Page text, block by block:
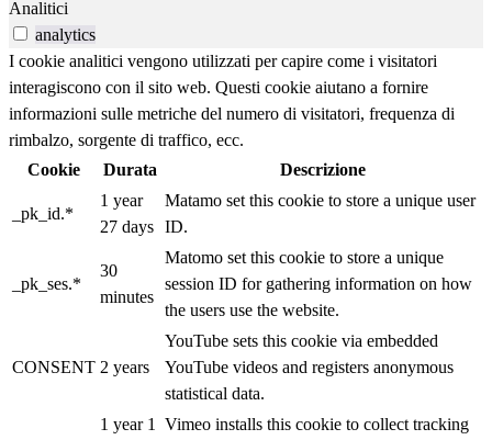
Analitici
analytics
I cookie analitici vengono utilizzati per capire come i visitatori
interagiscono con il sito web. Questi cookie aiutano a fornire
informazioni sulle metriche del numero di visitatori, frequenza di
rimbalzo, sorgente di traffico, ecc.
Cookie
Durata Descrizione
_pk_id.*
1 year
27 days
Matamo set this cookie to store a unique user
ID.
_pk_ses.*
30
minutes
Matomo set this cookie to store a unique
session ID for gathering information on how
the users use the website.
CONSENT 2 years
YouTube sets this cookie via embedded
YouTube videos and registers anonymous
statistical data.
1 year 1
Vimeo installs this cookie to collect tracking